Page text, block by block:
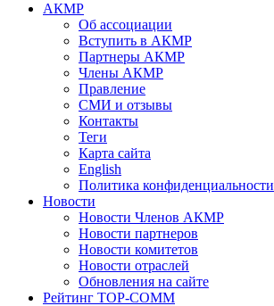
АКМР
Об ассоциации
Вступить в АКМР
Партнеры АКМР
Члены АКМР
Правление
СМИ и отзывы
Контакты
Теги
Карта сайта
English
Политика конфиденциальности
Новости
Новости Членов АКМР
Новости партнеров
Новости комитетов
Новости отраслей
Обновления на сайте
Рейтинг TOP-COMM